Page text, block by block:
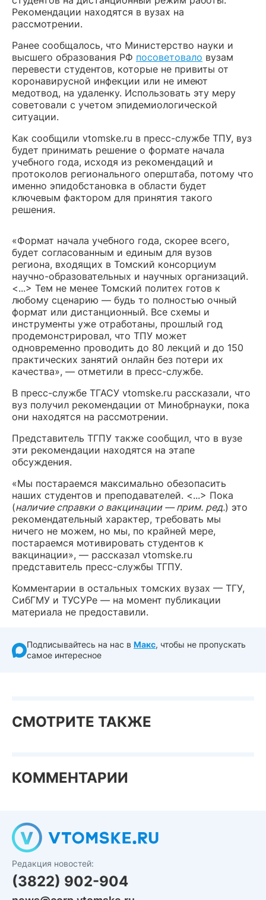
Рекомендации находятся в вузах на
рассмотрении.
Ранее сообщалось, что Министерство науки и
высшего образования РФ посоветовало вузам
перевести студентов, которые не привиты от
коронавирусной инфекции или не имеют
медотвод, на удаленку. Использовать эту меру
советовали с учетом эпидемиологической
ситуации.
Как сообщили vtomske.ru в пресс-службе ТПУ, вуз
будет принимать решение о формате начала
учебного года, исходя из рекомендаций и
протоколов регионального оперштаба, потому что
именно эпидобстановка в области будет
ключевым фактором для принятия такого
решения.
«Формат начала учебного года, скорее всего,
будет согласованным и единым для вузов
региона, входящих в Томский консорциум
научно-образовательных и научных организаций.
<...> Тем не менее Томский политех готов к
любому сценарию — будь то полностью очный
формат или дистанционный. Все схемы и
инструменты уже отработаны, прошлый год
продемонстрировал, что ТПУ может
одновременно проводить до 80 лекций и до 150
практических занятий онлайн без потери их
качества», — отметили в пресс-службе.
В пресс-службе ТГАСУ vtomske.ru рассказали, что
вуз получил рекомендации от Минобрнауки, пока
они находятся на рассмотрении.
Представитель ТГПУ также сообщил, что в вузе
эти рекомендации находятся на этапе
обсуждения.
«Мы постараемся максимально обезопасить
наших студентов и преподавателей. <...> Пока
(наличие справки о вакцинации — прим. ред.) это
рекомендательный характер, требовать мы
ничего не можем, но мы, по крайней мере,
постараемся мотивировать студентов к
вакцинации», — рассказал vtomske.ru
представитель пресс-службы ТГПУ.
Комментарии в остальных томских вузах — ТГУ,
СибГМУ и ТУСУРе — на момент публикации
материала не предоставили.
Подписывайтесь на нас в Макс, чтобы не пропускать
самое интересное
СМОТРИТЕ ТАКЖЕ
КОММЕНТАРИИ
Редакция новостей:
(3822) 902-904